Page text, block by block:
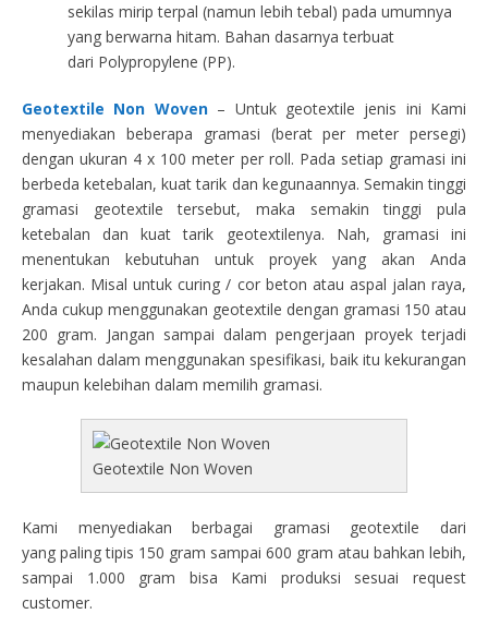
sekilas mirip terpal (namun lebih tebal) pada umumnya
yang berwarna hitam. Bahan dasarnya terbuat
dari Polypropylene (PP).
Geotextile Non Woven– Untuk geotextile jenis ini Kami
menyediakan beberapa gramasi (berat per meter persegi)
dengan ukuran 4 x 100 meter per roll. Pada setiap gramasi ini
berbeda ketebalan, kuat tarik dan kegunaannya. Semakin tinggi
gramasi geotextile tersebut, maka semakin tinggi pula
ketebalan dan kuat tarik geotextilenya. Nah, gramasi ini
menentukan kebutuhan untuk proyek yang akan Anda
kerjakan. Misal untuk curing / cor beton atau aspal jalan raya,
Anda cukup menggunakan geotextile dengan gramasi 150 atau
200 gram. Jangan sampai dalam pengerjaan proyek terjadi
kesalahan dalam menggunakan spesifikasi, baik itu kekurangan
maupun kelebihan dalam memilih gramasi.
Geotextile Non Woven
Kami menyediakan berbagai gramasi geotextile dari
yang paling tipis 150 gram sampai 600 gram atau bahkan lebih,
sampai 1.000 gram bisa Kami produksi sesuai request
customer.